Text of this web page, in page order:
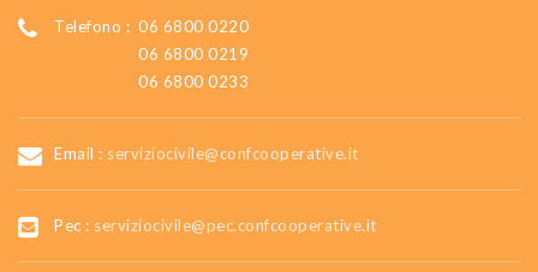
Telefono : 06 6800 0220
06 6800 0219
06 6800 0233
Email : serviziocivile@confcooperative.it
Pec : serviziocivile@pec.confcooperative.it